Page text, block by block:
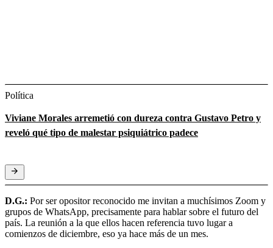
Política
Viviane Morales arremetió con dureza contra Gustavo Petro y
reveló qué tipo de malestar psiquiátrico padece
D.G.: Por ser opositor reconocido me invitan a muchísimos Zoom y
grupos de WhatsApp, precisamente para hablar sobre el futuro del
país. La reunión a la que ellos hacen referencia tuvo lugar a
comienzos de diciembre, eso ya hace más de un mes.